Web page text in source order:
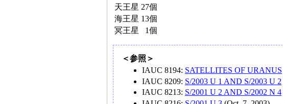
天王星 27個
海王星 13個
冥王星
1個
＜参照＞
IAUC 8194: SATELLITES OF URANUS
IAUC 8209: S/2003 U 1 AND S/2003 U 2
IAUC 8213: S/2001 U 2 AND S/2002 N 4